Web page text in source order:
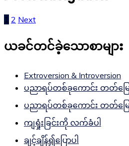
1 2 Next
ယခင်တင်ခဲ့သောစာများ
Extroversion & Introversion
ပညာရပ်တစ်ခုကောင်း တတ်မြေ
ပညာရပ်တစ်ခုကောင်း တတ်မြေ
ကျရှုံးခြင်းကို လက်ခံပါ
ချင့်ချိန်၍ပြောပါ